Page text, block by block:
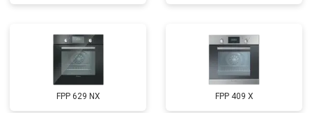
FPP 629 NX FPP 409 X